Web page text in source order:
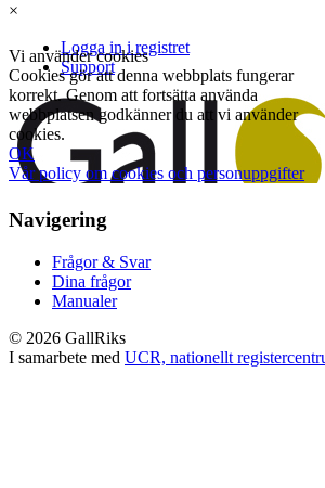
×
Navigering
Frågor & Svar
Dina frågor
Manualer
© 2026 GallRiks
I samarbete med UCR, nationellt